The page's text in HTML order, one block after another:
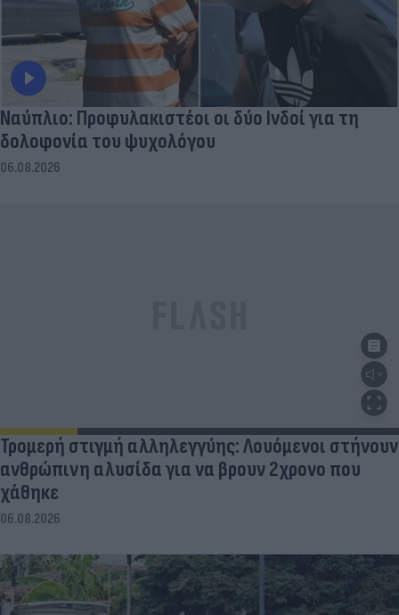
Ναύπλιο: Προφυλακιστέοι οι δύο Ινδοί για τη
δολοφονία του ψυχολόγου
06.08.2026
Τρομερή στιγμή αλληλεγγύης: Λουόμενοι στήνουν
ανθρώπινη αλυσίδα για να βρουν 2χρονο που
χάθηκε
06.08.2026